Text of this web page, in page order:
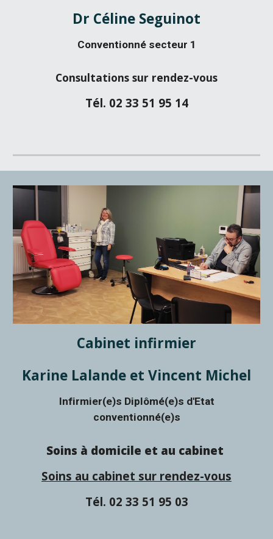
Dr Céline Seguinot
Conventionné secteur 1
Consultations sur rendez-vous
Tél. 02 33 51 95 14
Cabinet infirmier
Karine Lalande et Vincent Michel
Infirmier(e)s Diplômé(e)s d'Etat
conventionné(e)s
Soins à domicile et au cabinet
Soins au cabinet sur rendez-vous
Tél. 02 33 51 95 03